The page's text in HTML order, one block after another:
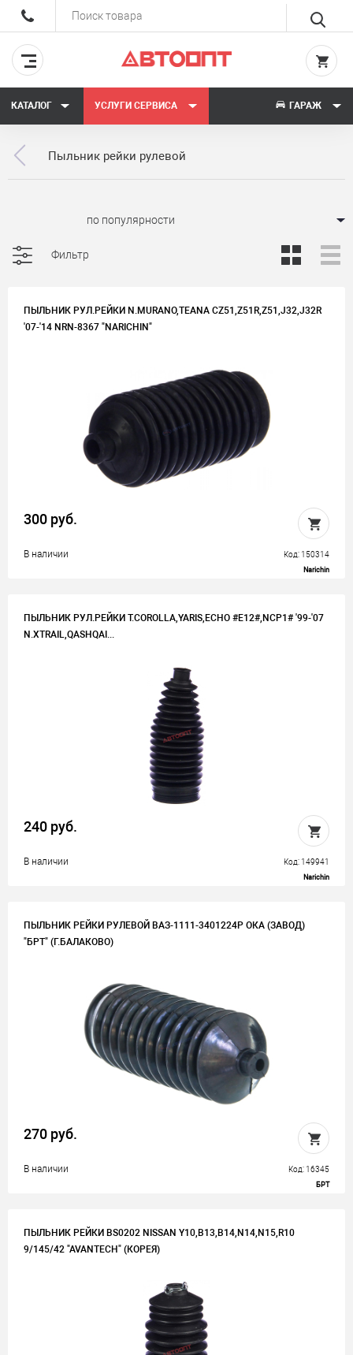
КАТАЛОГ УСЛУГИ СЕРВИСА ГАРАЖ
Пыльник рейки рулевой
Фильтр
ПЫЛЬНИК РУЛ.РЕЙКИ N.MURANO,TEANA CZ51,Z51R,Z51,J32,J32R
'07-'14 NRN-8367 "NARICHIN"
300 руб.
В наличии Код: 150314
Narichin
ПЫЛЬНИК РУЛ.РЕЙКИ T.COROLLA,YARIS,ECHO #E12#,NCP1# '99-'07
N.XTRAIL,QASHQAI...
240 руб.
В наличии Код: 149941
Narichin
ПЫЛЬНИК РЕЙКИ РУЛЕВОЙ ВАЗ-1111-3401224Р ОКА (ЗАВОД)
"БРТ" (Г.БАЛАКОВО)
270 руб.
В наличии Код: 16345
БРТ
ПЫЛЬНИК РЕЙКИ BS0202 NISSAN Y10,B13,B14,N14,N15,R10
9/145/42 "AVANTECH" (КОРЕЯ)